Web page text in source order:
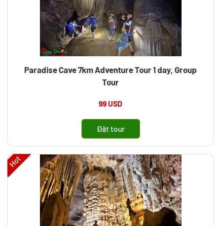
Paradise Cave 7km Adventure Tour 1 day, Group
Tour
99 USD
Đặt tour
Hot